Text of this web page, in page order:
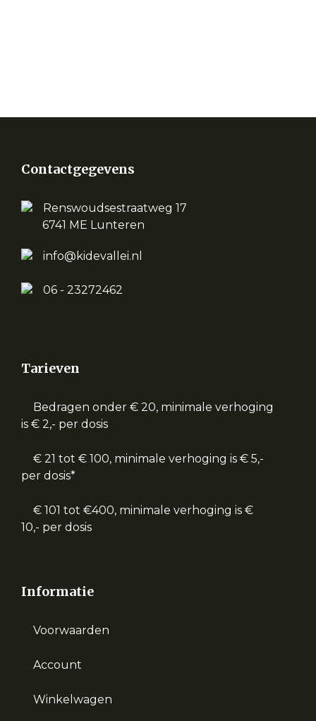
Contactgegevens
Renswoudsestraatweg 17
6741 ME Lunteren
info@kidevallei.nl
06 - 23272462
Tarieven
Bedragen onder € 20, minimale verhoging
is € 2,- per dosis
€ 21 tot € 100, minimale verhoging is € 5,-
per dosis*
€ 101 tot €400, minimale verhoging is €
10,- per dosis
Informatie
Voorwaarden
Account
Winkelwagen